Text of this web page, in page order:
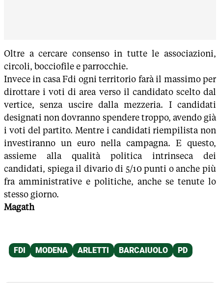
Oltre a cercare consenso in tutte le associazioni,
circoli, bocciofile e parrocchie.
Invece in casa Fdi ogni territorio farà il massimo per
dirottare i voti di area verso il candidato scelto dal
vertice, senza uscire dalla mezzeria. I candidati
designati non dovranno spendere troppo, avendo già
i voti del partito. Mentre i candidati riempilista non
investiranno un euro nella campagna. E questo,
assieme alla qualità politica intrinseca dei
candidati, spiega il divario di 5/10 punti o anche più
fra amministrative e politiche, anche se tenute lo
stesso giorno.
Magath